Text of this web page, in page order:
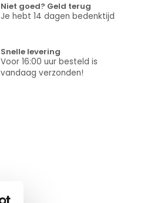
Niet goed? Geld terug
Je hebt 14 dagen bedenktijd
Snelle levering
Voor 16:00 uur besteld is
vandaag verzonden!